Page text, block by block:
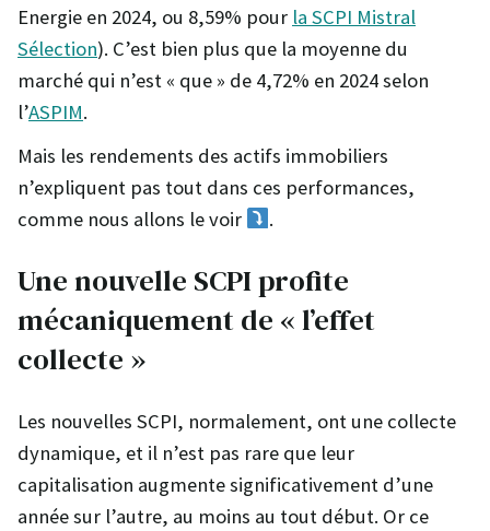
Energie en 2024, ou 8,59% pour la SCPI Mistral
Sélection). C’est bien plus que la moyenne du
marché qui n’est « que » de 4,72% en 2024 selon
l’ASPIM.
Mais les rendements des actifs immobiliers
n’expliquent pas tout dans ces performances,
comme nous allons le voir
.
Une nouvelle SCPI profite
mécaniquement de « l’effet
collecte »
Les nouvelles SCPI, normalement, ont une collecte
dynamique, et il n’est pas rare que leur
capitalisation augmente significativement d’une
année sur l’autre, au moins au tout début. Or ce